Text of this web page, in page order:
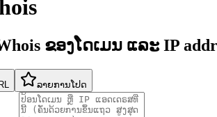
ຂອງໂດເມນ ແລະ IP
ລາຍການໂປດ